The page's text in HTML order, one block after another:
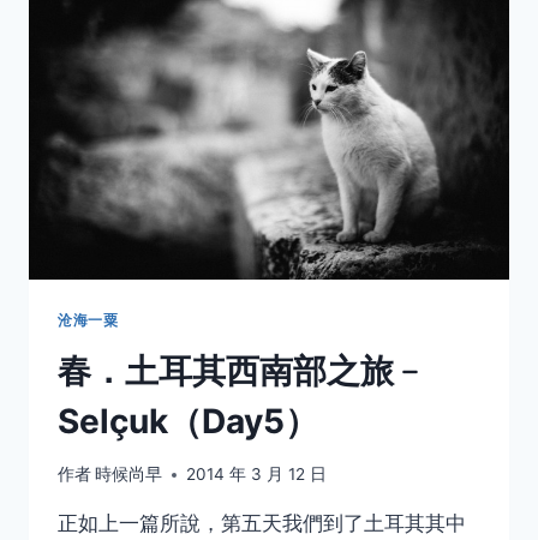
之
PAMUKKALE（DAY6）
沧海一粟
春．土耳其西南部之旅﹣
Selçuk（Day5）
作者時候尚早 2014 年 3 月 12 日
正如上一篇所說，第五天我們到了土耳其其中